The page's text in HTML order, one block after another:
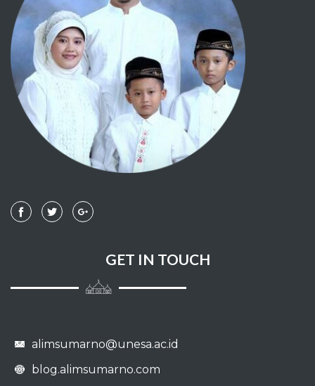
GET IN TOUCH
alimsumarno@unesa.ac.id
blog.alimsumarno.com